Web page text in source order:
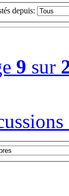
depuis:
9 sur